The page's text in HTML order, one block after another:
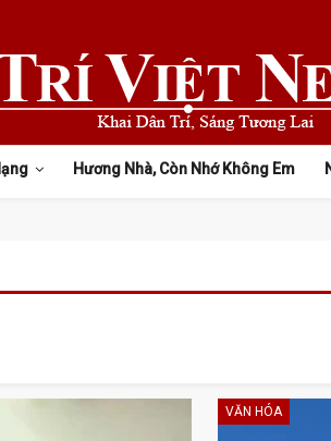
Hương Nhà, Còn Nhớ Không Em
VĂN HÓA